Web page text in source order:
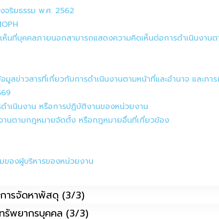
ริยธรรม พ.ศ. 2562
นที่บุคคลภายนอกสามารถแสดงความคิดเห็นต่อการดำเนินงาน
มูลข่าวสารที่เกี่ยวกับการดำเนินงานตามหน้าที่และอำนาจ และภ
ำเนินงาน หรือการปฏิบัติงานของหน่วยงาน
านตามกฎหมายจัดตั้ง หรือกฎหมายอื่นที่เกี่ยวข้อง
ของผู้บริหารของหน่วยงาน
ารจัดหาพัสดุ (3/3)
รัพยากรบุคคล (3/3)